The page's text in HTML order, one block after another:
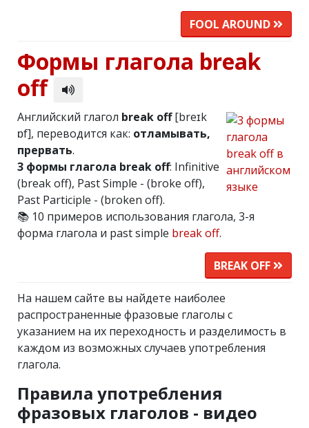
FOOL AROUND
Формы глагола break
off
Английский глагол break off[breɪk
ɒf], переводится как: отламывать,
прервать.
3 формы глагола break off: Infinitive
(break off), Past Simple - (broke off),
Past Participle - (broken off).
📚 10 примеров использования глагола, 3-я
форма глагола и past simple break off.
BREAK OFF
На нашем сайте вы найдете наиболее
распространенные фразовые глаголы с
указанием на их переходность и разделимость в
каждом из возможных случаев употребления
глагола.
Правила употребления
фразовых глаголов - видео